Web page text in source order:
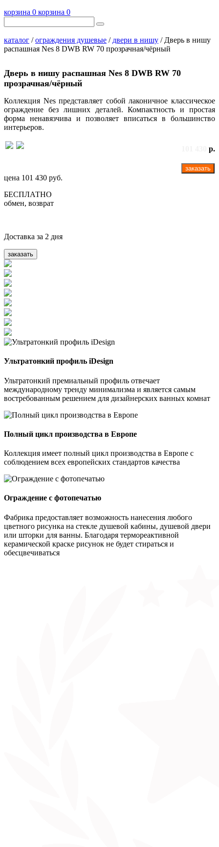
корзина 0 корзина 0
каталог /ограждения душевые / двери в нишу / Дверь в нишу
распашная Nes 8 DWB RW 70 прозрачная/чёрный
Дверь в нишу распашная Nes 8 DWB RW 70
прозрачная/чёрный
Коллекция Nes представляет собой лаконичное классическое
ограждение без лишних деталей. Компактность и простая
форма ненавязчива и позволяет вписаться в большинство
интерьеров.
р.
заказать
цена 101 430 руб.
БЕСПЛАТНО
обмен, возврат
Доставка за 2 дня
заказать
Ультратонкий профиль iDesign
Ультратонкий премиальный профиль отвечает
международному тренду минимализма и является самым
востребованным решением для дизайнерских ванных комнат
Полный цикл производства в Европе
Коллекция имеет полный цикл производства в Европе с
соблюдением всех европейских стандартов качества
Ограждение с фотопечатью
Фабрика предоставляет возможность нанесения любого
цветного рисунка на стекле душевой кабины, душевой двери
или шторки для ванны. Благодаря термореактивной
керамической краске рисунок не будет стираться и
обесцвечиваться